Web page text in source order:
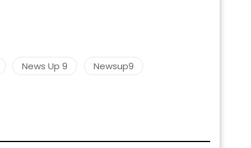
News Up 9 Newsup9
with every
from the comfort